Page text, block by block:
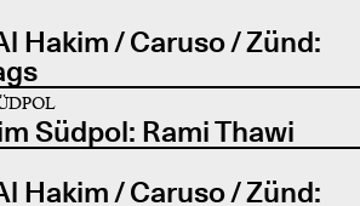
Hakim / Caruso / Zünd:
Südpol: Rami Thawi
Hakim / Caruso / Zünd: